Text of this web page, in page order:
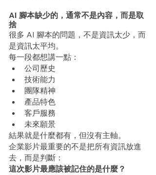
AI 腳本缺少的，通常不是內容，而是取
捨
很多 AI 腳本的問題，不是資訊太少，而
是資訊太平均。
每一段都想講一點：
公司歷史
技術能力
團隊精神
產品特色
客戶服務
未來願景
結果就是什麼都有，但沒有主軸。
企業影片最重要的不是把所有資訊放進
去，而是判斷：
這次影片最應該被記住的是什麼？